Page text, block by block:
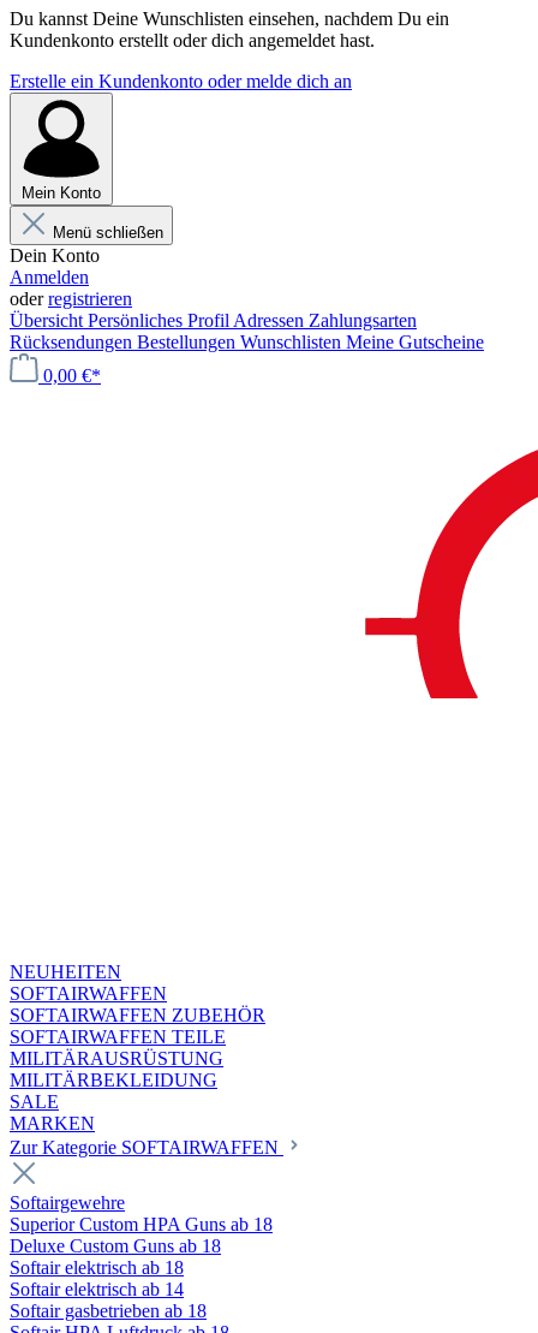
Du kannst Deine Wunschlisten einsehen, nachdem Du ein
Kundenkonto erstellt oder dich angemeldet hast.
Erstelle ein Kundenkonto oder melde dich an
Mein Konto
Menü schließen
Dein Konto
Anmelden
oderregistrieren
Übersicht Persönliches Profil Adressen Zahlungsarten
Rücksendungen Bestellungen Wunschlisten Meine Gutscheine
0,00 €*
NEUHEITEN
SOFTAIRWAFFEN
SOFTAIRWAFFEN ZUBEHÖR
SOFTAIRWAFFEN TEILE
MILITÄRAUSRÜSTUNG
MILITÄRBEKLEIDUNG
SALE
MARKEN
Zur Kategorie SOFTAIRWAFFEN
Softairgewehre
Superior Custom HPA Guns ab 18
Deluxe Custom Guns ab 18
Softair elektrisch ab 18
Softair elektrisch ab 14
Softair gasbetrieben ab 18